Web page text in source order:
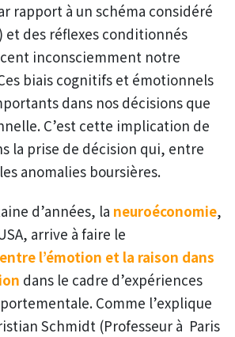
rapport à un schéma considéré
et des réflexes conditionnés
inconsciemment notre
biais cognitifs et émotionnels
dans nos décisions que
C’est cette implication de
la prise de décision qui, entre
anomalies boursières.
d’années, la neuroéconomie,
arrive à faire le
l’émotion et la raison dans
dans le cadre d’expériences
Comme l’explique
Schmidt (Professeur à Paris